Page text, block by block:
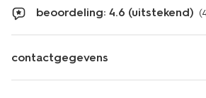
beoordeling: 4.6 (uitstekend)
contactgegevens